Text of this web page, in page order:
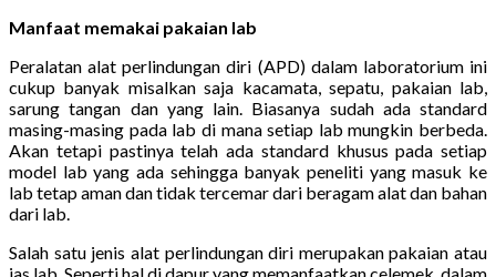
Manfaat memakai pakaian lab
Peralatan alat perlindungan diri (APD) dalam laboratorium ini
cukup banyak misalkan saja kacamata, sepatu, pakaian lab,
sarung tangan dan yang lain. Biasanya sudah ada standard
masing-masing pada lab di mana setiap lab mungkin berbeda.
Akan tetapi pastinya telah ada standard khusus pada setiap
model lab yang ada sehingga banyak peneliti yang masuk ke
lab tetap aman dan tidak tercemar dari beragam alat dan bahan
dari lab.
Salah satu jenis alat perlindungan diri merupakan pakaian atau
jas lab. Seperti hal di dapur yang memanfaatkan celemek, dalam